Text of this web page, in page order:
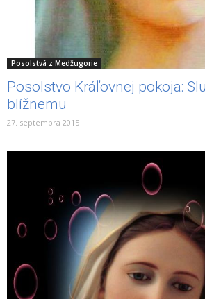
Posolstvá z Medžugorie
Posolstvo Kráľovnej pokoja:
blížnemu
27. septembra 2015